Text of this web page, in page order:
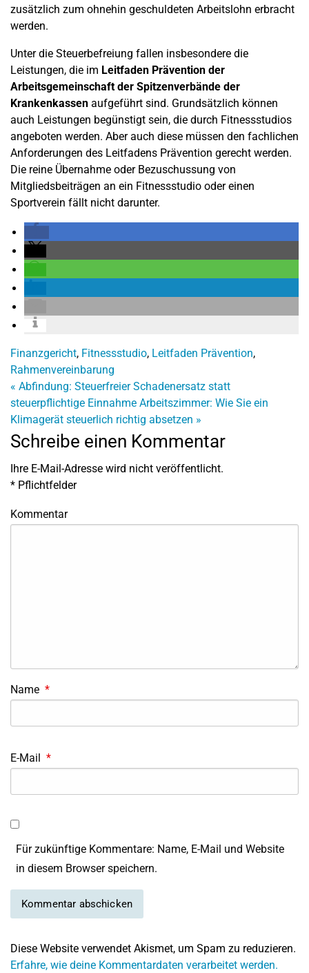
zusätzlich zum ohnehin geschuldeten Arbeitslohn erbracht
werden.
Unter die Steuerbefreiung fallen insbesondere die
Leistungen, die im Leitfaden Prävention der
Arbeitsgemeinschaft der Spitzenverbände der
Krankenkassen aufgeführt sind. Grundsätzlich können
auch Leistungen begünstigt sein, die durch Fitnessstudios
angeboten werden. Aber auch diese müssen den fachlichen
Anforderungen des Leitfadens Prävention gerecht werden.
Die reine Übernahme oder Bezuschussung von
Mitgliedsbeiträgen an ein Fitnessstudio oder einen
Sportverein fällt nicht darunter.
Finanzgericht, Fitnessstudio, Leitfaden Prävention,
Rahmenvereinbarung
« Abfindung: Steuerfreier Schadenersatz statt
steuerpflichtige Einnahme Arbeitszimmer: Wie Sie ein
Klimagerät steuerlich richtig absetzen »
Schreibe einen Kommentar
Ihre E-Mail-Adresse wird nicht veröffentlicht.
* Pflichtfelder
Kommentar
Name *
E-Mail *
Für zukünftige Kommentare: Name, E-Mail und Website
in diesem Browser speichern.
Diese Website verwendet Akismet, um Spam zu reduzieren.
Erfahre, wie deine Kommentardaten verarbeitet werden.